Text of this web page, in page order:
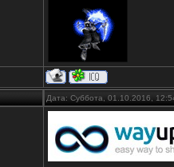
Дата: Суббота, 01.10.2016,